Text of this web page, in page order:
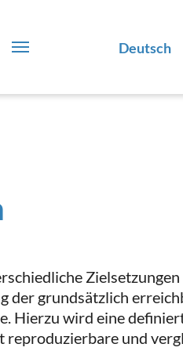
Deutsch
der grundsätzlich
Hierzu wird eine
und